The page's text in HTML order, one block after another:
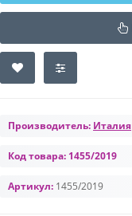
Производитель: Италия
Код товара: 1455/2019
Артикул: 1455/2019